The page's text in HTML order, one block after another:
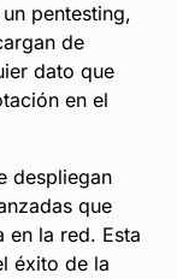
pentesting,
de
dato que
en el
despliegan
que
en la red. Esta
éxito de la